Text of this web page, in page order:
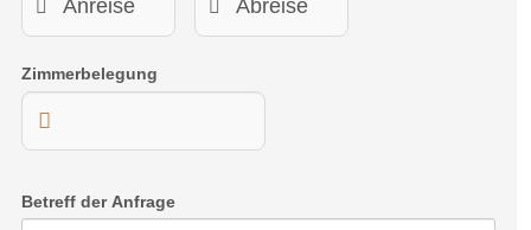
Zimmerbelegung
Betreff der Anfrage